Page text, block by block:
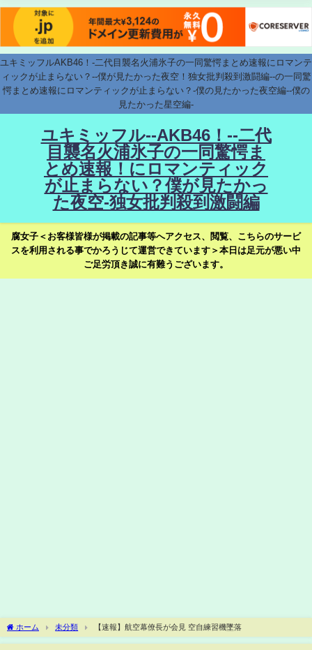
ユキミッフルAKB46！-二代目襲名火浦氷子の一同驚愕まとめ速報にロマンテ
ィックが止まらない？--僕が見たかった夜空！独女批判殺到激闘編--の一同驚
愕まとめ速報にロマンティックが止まらない？-僕の見たかった夜空編--僕の
見たかった星空編-
ユキミッフル--AKB46！--二代
目襲名火浦氷子の一同驚愕ま
とめ速報！にロマンティック
が止まらない？僕が見たかっ
た夜空-独女批判殺到激闘編
腐女子＜お客様皆様が掲載の記事等へアクセス、閲覧、こちらのサービ
スを利用される事でかろうじて運営できています＞本日は足元が悪い中
ご足労頂き誠に有難うございます。
ホーム 未分類 【速報】航空幕僚長が会見 空自練習機墜落